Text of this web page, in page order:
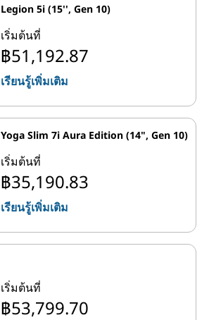
Legion 5i (15'', Gen 10)
เริ่มต้นที่
฿51,192.87
เรียนรู้เพิ่มเติม
Yoga Slim 7i Aura Edition (14", Gen 10)
เริ่มต้นที่
฿35,190.83
เรียนรู้เพิ่มเติม
เริ่มต้นที่
฿53,799.70